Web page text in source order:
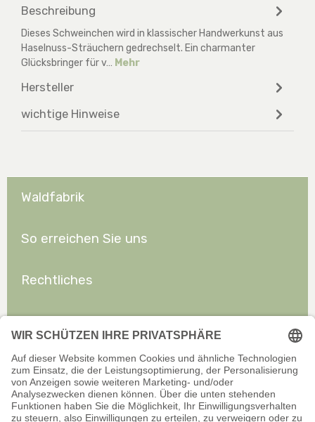
Beschreibung
Dieses Schweinchen wird in klassischer Handwerkunst aus
Haselnuss-Sträuchern gedrechselt. Ein charmanter
Glücksbringer für v… Mehr
Hersteller
wichtige Hinweise
Waldfabrik
So erreichen Sie uns
Rechtliches